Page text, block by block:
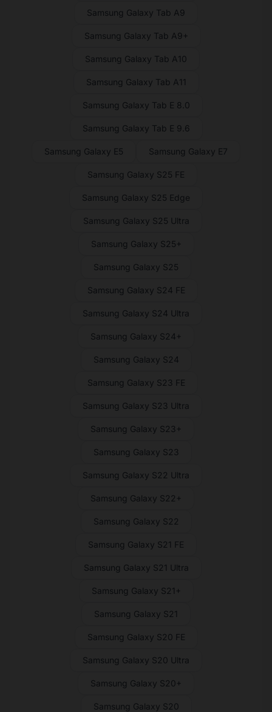
Samsung Galaxy Tab A9
Samsung Galaxy Tab A9+
Samsung Galaxy Tab A10
Samsung Galaxy Tab A11
Samsung Galaxy Tab E 8.0
Samsung Galaxy Tab E 9.6
Samsung Galaxy E5 Samsung Galaxy E7
Samsung Galaxy S25 FE
Samsung Galaxy S25 Edge
Samsung Galaxy S25 Ultra
Samsung Galaxy S25+
Samsung Galaxy S25
Samsung Galaxy S24 FE
Samsung Galaxy S24 Ultra
Samsung Galaxy S24+
Samsung Galaxy S24
Samsung Galaxy S23 FE
Samsung Galaxy S23 Ultra
Samsung Galaxy S23+
Samsung Galaxy S23
Samsung Galaxy S22 Ultra
Samsung Galaxy S22+
Samsung Galaxy S22
Samsung Galaxy S21 FE
Samsung Galaxy S21 Ultra
Samsung Galaxy S21+
Samsung Galaxy S21
Samsung Galaxy S20 FE
Samsung Galaxy S20 Ultra
Samsung Galaxy S20+
Samsung Galaxy S20